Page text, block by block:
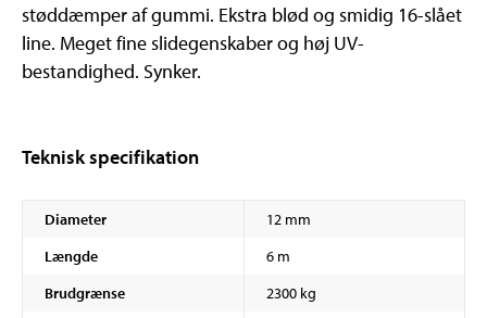
støddæmper af gummi. Ekstra blød og smidig 16-slået
line. Meget fine slidegenskaber og høj UV-
bestandighed. Synker.
Teknisk specifikation
Diameter
12 mm
Længde
6 m
Brudgrænse
2300 kg